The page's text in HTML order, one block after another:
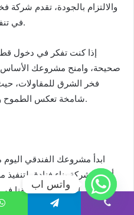
والالتزام بالجودة، تقدم شركة
في تنفيذ مشاريع الفنادق بمعايير عالمية.
إذا كنت تفكر في دخول
صحيحة، وامنح مشروعك
فخر الشرق للمقاولات،
شامخة تعكس الطموح وتحقق العائد الاستثماري المنشود.
ابدأ مشروعك الفندقي
أفضل شركة بناء فنادق لتنفيذ
جاهزون لتحويل رؤيتك
واتس اب